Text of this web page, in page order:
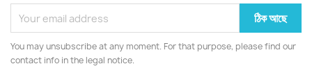
You may unsubscribe at any moment. For that purpose, please find our
contact info in the legal notice.